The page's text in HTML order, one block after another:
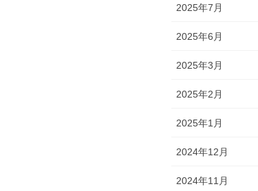
2025年7月
2025年6月
2025年3月
2025年2月
2025年1月
2024年12月
2024年11月